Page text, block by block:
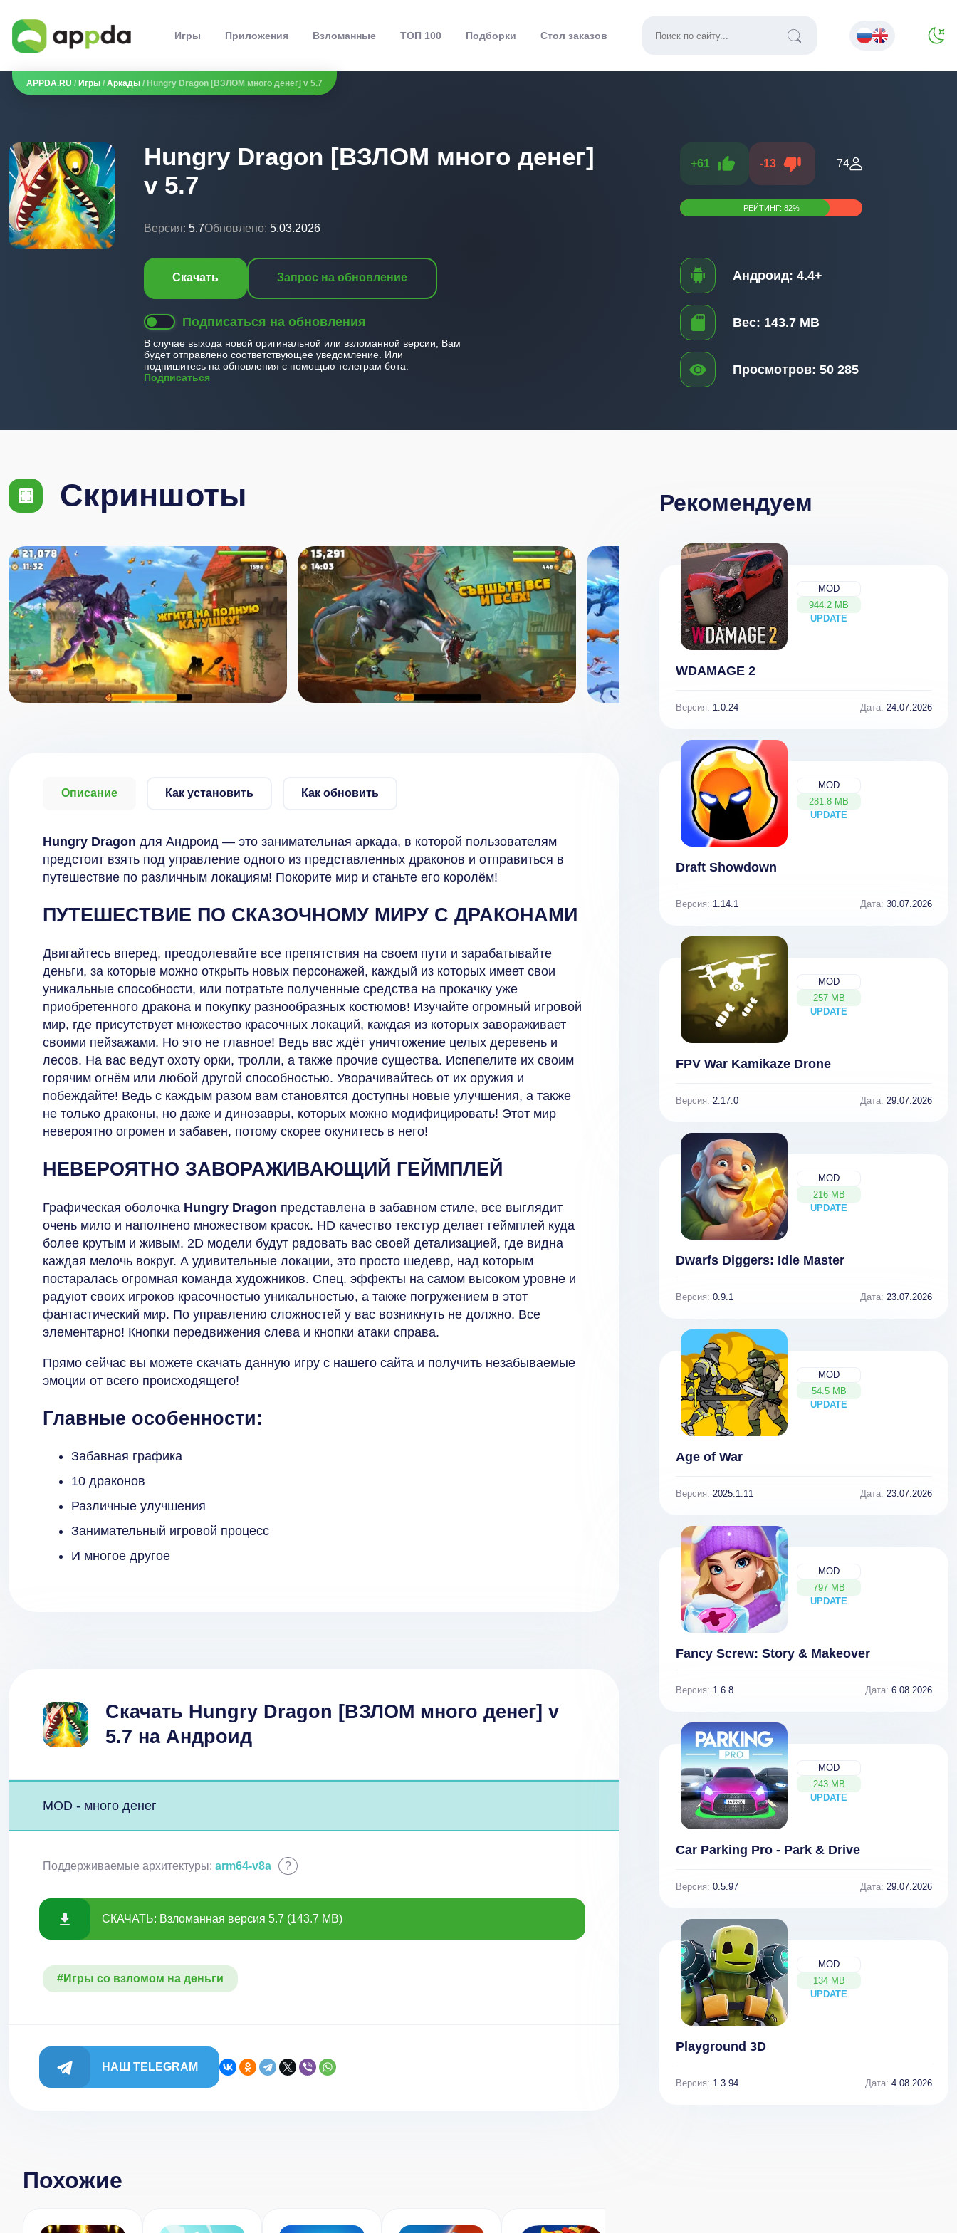
Игры Приложения Взломанные ТОП 100 Подборки Стол заказов
APPDA.RU / Игры / Аркады / Hungry Dragon [ВЗЛОМ много денег] v 5.7
Hungry Dragon [ВЗЛОМ много денег]
v 5.7
Версия: 5.7Обновлено: 5.03.2026
Скачать Запрос на обновление
Подписаться на обновления
В случае выхода новой оригинальной или взломанной версии, Вам
будет отправлено соответствующее уведомление. Или
подпишитесь на обновления с помощью телеграм бота:
Подписаться
+61 -13 74
РЕЙТИНГ: 82%
Андроид: 4.4+
Вес: 143.7 MB
Просмотров: 50 285
Скриншоты
Описание Как установить Как обновить
Hungry Dragon для Андроид — это занимательная аркада, в которой пользователям
предстоит взять под управление одного из представленных драконов и отправиться в
путешествие по различным локациям! Покорите мир и станьте его королём!
ПУТЕШЕСТВИЕ ПО СКАЗОЧНОМУ МИРУ С ДРАКОНАМИ
Двигайтесь вперед, преодолевайте все препятствия на своем пути и зарабатывайте
деньги, за которые можно открыть новых персонажей, каждый из которых имеет свои
уникальные способности, или потратьте полученные средства на прокачку уже
приобретенного дракона и покупку разнообразных костюмов! Изучайте огромный игровой
мир, где присутствует множество красочных локаций, каждая из которых завораживает
своими пейзажами. Но это не главное! Ведь вас ждёт уничтожение целых деревень и
лесов. На вас ведут охоту орки, тролли, а также прочие существа. Испепелите их своим
горячим огнём или любой другой способностью. Уворачивайтесь от их оружия и
побеждайте! Ведь с каждым разом вам становятся доступны новые улучшения, а также
не только драконы, но даже и динозавры, которых можно модифицировать! Этот мир
невероятно огромен и забавен, потому скорее окунитесь в него!
НЕВЕРОЯТНО ЗАВОРАЖИВАЮЩИЙ ГЕЙМПЛЕЙ
Графическая оболочка Hungry Dragon представлена в забавном стиле, все выглядит
очень мило и наполнено множеством красок. HD качество текстур делает геймплей куда
более крутым и живым. 2D модели будут радовать вас своей детализацией, где видна
каждая мелочь вокруг. А удивительные локации, это просто шедевр, над которым
постаралась огромная команда художников. Спец. эффекты на самом высоком уровне и
радуют своих игроков красочностью уникальностью, а также погружением в этот
фантастический мир. По управлению сложностей у вас возникнуть не должно. Все
элементарно! Кнопки передвижения слева и кнопки атаки справа.
Прямо сейчас вы можете скачать данную игру с нашего сайта и получить незабываемые
эмоции от всего происходящего!
Главные особенности:
Забавная графика
10 драконов
Различные улучшения
Занимательный игровой процесс
И многое другое
Скачать Hungry Dragon [ВЗЛОМ много денег] v
5.7 на Андроид
MOD - много денег
Поддерживаемые архитектуры: arm64-v8a ?
СКАЧАТЬ: Взломанная версия 5.7 (143.7 MB)
#Игры со взломом на деньги
НАШ TELEGRAM
Похожие
Рекомендуем
MOD
944.2 MB
UPDATE
NEW
WDAMAGE 2
Версия: 1.0.24 Дата: 24.07.2026
MOD
281.8 MB
UPDATE
NEW
Draft Showdown
Версия: 1.14.1 Дата: 30.07.2026
MOD
257 MB
UPDATE
NEW
FPV War Kamikaze Drone
Версия: 2.17.0 Дата: 29.07.2026
MOD
216 MB
UPDATE
NEW
Dwarfs Diggers: Idle Master
Версия: 0.9.1 Дата: 23.07.2026
MOD
54.5 MB
UPDATE
NEW
Age of War
Версия: 2025.1.11 Дата: 23.07.2026
MOD
797 MB
UPDATE
NEW
Fancy Screw: Story & Makeover
Версия: 1.6.8 Дата: 6.08.2026
MOD
243 MB
UPDATE
NEW
Car Parking Pro - Park & Drive
Версия: 0.5.97 Дата: 29.07.2026
MOD
134 MB
UPDATE
NEW
Playground 3D
Версия: 1.3.94 Дата: 4.08.2026